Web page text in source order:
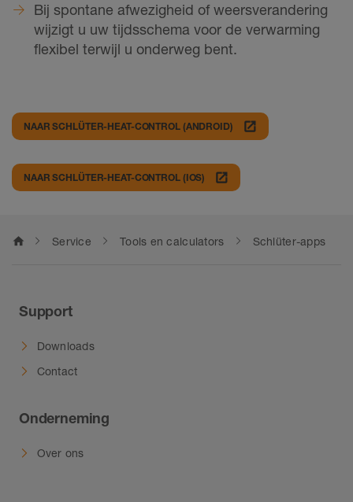
Bij spontane afwezigheid of weersverandering
wijzigt u uw tijdsschema voor de verwarming
flexibel terwijl u onderweg bent.
NAAR SCHLÜTER-HEAT-CONTROL (ANDROID) launch
NAAR SCHLÜTER-HEAT-CONTROL (IOS) launch
home Service Tools en calculators Schlüter-apps
Support
Downloads
Contact
Onderneming
Over ons